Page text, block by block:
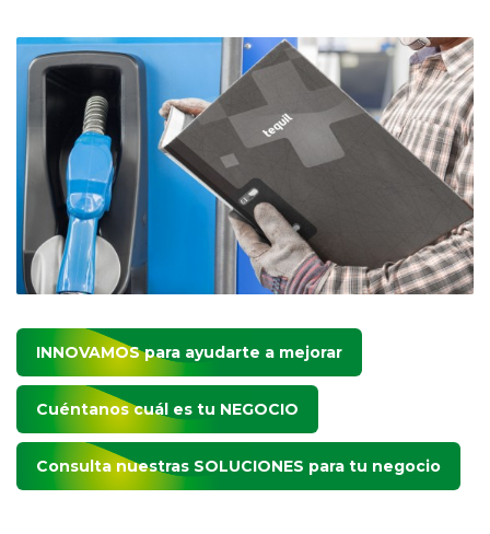
INNOVAMOSpara ayudarte a mejorar
Cuéntanos cuál es tu NEGOCIO
Consulta nuestras SOLUCIONES para tu negocio